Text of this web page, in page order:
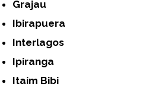
Grajau
Ibirapuera
Interlagos
Ipiranga
Itaim Bibi